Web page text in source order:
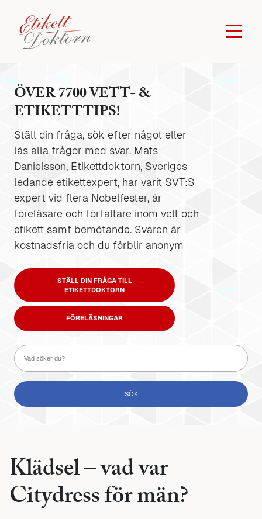
ÖVER 7700 VETT- &
ETIKETTTIPS!
Ställ din fråga, sök efter något eller
läs alla frågor med svar. Mats
Danielsson, Etikettdoktorn, Sveriges
ledande etikettexpert, har varit SVT:S
expert vid flera Nobelfester, är
föreläsare och författare inom vett och
etikett samt bemötande. Svaren är
kostnadsfria och du förblir anonym
STÄLL DIN FRÅGA TILL
ETIKETTDOKTORN
FÖRELÄSNINGAR
Klädsel – vad var
Citydress för män?